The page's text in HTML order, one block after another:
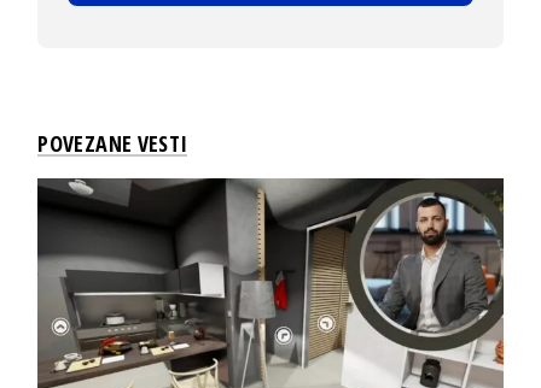
POVEZANE VESTI